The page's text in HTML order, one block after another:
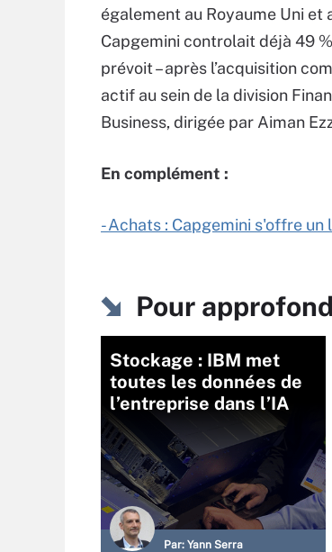
également au Royaume Uni et
Capgemini controlait déjà 49
prévoit – après l’acquisition
actif au sein de la division
Business, dirigée par Aiman
En complément :
- Achats : Capgemini s'offre
Pour
Stockage : IBM met
toutes les données de
l’entreprise dans l’IA
Par: Yann Serra